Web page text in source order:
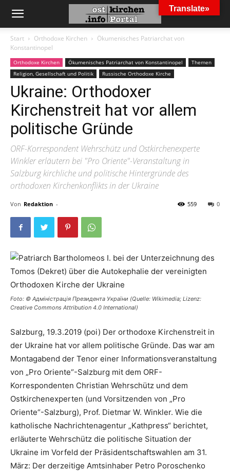
Start Orthodoxe Kirchen
Ökumenisches Patriarchat von
Konstantinopel
Orthodoxe Kirchen Ökumenisches Patriarchat von Konstantinopel
Themen
Religion, Gesellschaft und Politik
Russische Orthodoxe Kirche
Ukraine: Orthodoxer
Kirchenstreit hat vor allem
politische Gründe
ORF-Korrespondent Wehrschütz und Ostkirchenexperte
Winkler erläutern bei "Pro Oriente"-Veranstaltung in
Salzburg kirchliche und politische Hintergründe des
orthodoxen Kirchenkonflikts in der Ukraine
Von Redaktion - 0
559
Foto: © Адміністрація Президента України (Quelle: Wikimedia; Lizenz:
Creative Commons Attribution 4.0 International)
Salzburg, 19.3.2019 (poi) Der orthodoxe Kirchenstreit in
der Ukraine hat vor allem politische Gründe. Das war am
Montagabend der Tenor einer Informationsveranstaltung
von „Pro Oriente“-Salzburg mit dem ORF-
Korrespondenten Christian Wehrschütz und dem
Ostkirchenexperten (und Vorsitzenden von „Pro
Oriente“-Salzburg), Prof. Dietmar W. Winkler. Wie die
katholische Nachrichtenagentur „Kathpress“ berichtet,
erläuterte Wehrschütz die politische Situation der
Ukraine im Vorfeld der Präsidentschaftswahlen am 31.
März: Der derzeitige Amtsinhaber Petro Poroschenko
Translate»